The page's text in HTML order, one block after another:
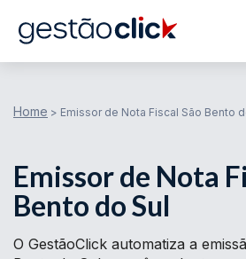
Home > Emissor de Nota Fiscal São Bento
Emissor de Nota
Bento do Sul
O GestãoClick automatiza a